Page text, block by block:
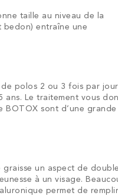
taille au niveau de la
bedon) entraîne une
polos 2 ou 3 fois par
ans. Le traitement vous
sont d’une grande
graisse un aspect de double
à un visage.
permet de